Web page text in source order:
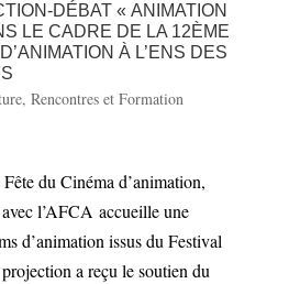
DÉBAT « ANIMATION
LE CADRE DE LA 12ÈME
À L’ENS DES
, Rencontres et Formation
du Cinéma d’animation,
l’AFCA accueille une
d’animation issus du Festival
a reçu le soutien du